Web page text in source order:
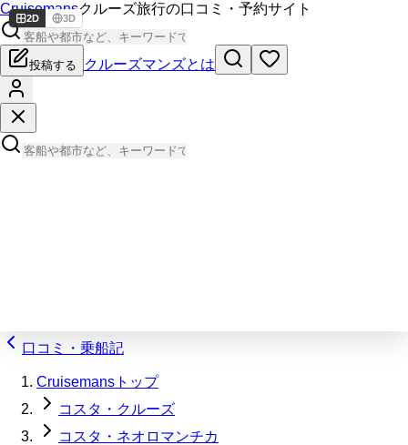
Cruisemansクルーズ旅行の口コミ・予約サイト
投稿する クルーズマンズとは
口コミ・乗船記
Cruisemansトップ
コスタ・クルーズ
コスタ・ネオロマンチカ
2D 3D